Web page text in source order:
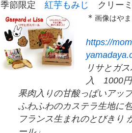
季節限定 紅芋もみじ クリー
＊ 画像はや
https://
リサとガ
入 1000
果肉入りの甘酸っぱいアッ
ふわふわのカステラ生地に
フランス生まれのとびきり